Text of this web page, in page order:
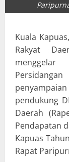
Kuala
Rakyat
pendukung
Daerah
Pendapatan
Kapuas
Rapat